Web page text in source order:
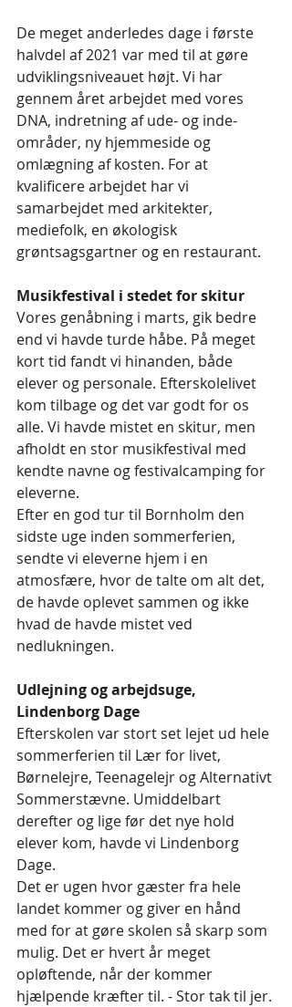
De meget anderledes dage i første
halvdel af 2021 var med til at gøre
udviklingsniveauet højt. Vi har
gennem året arbejdet med vores
DNA, indretning af ude- og inde-
områder, ny hjemmeside og
omlægning af kosten. For at
kvalificere arbejdet har vi
samarbejdet med arkitekter,
mediefolk, en økologisk
grøntsagsgartner og en restaurant.
Musikfestival i stedet for skitur
Vores genåbning i marts, gik bedre
end vi havde turde håbe. På meget
kort tid fandt vi hinanden, både
elever og personale. Efterskolelivet
kom tilbage og det var godt for os
alle. Vi havde mistet en skitur, men
afholdt en stor musikfestival med
kendte navne og festivalcamping for
eleverne.
Efter en god tur til Bornholm den
sidste uge inden sommerferien,
sendte vi eleverne hjem i en
atmosfære, hvor de talte om alt det,
de havde oplevet sammen og ikke
hvad de havde mistet ved
nedlukningen.
Udlejning og arbejdsuge,
Lindenborg Dage
Efterskolen var stort set lejet ud hele
sommerferien til Lær for livet,
Børnelejre, Teenagelejr og Alternativt
Sommerstævne. Umiddelbart
derefter og lige før det nye hold
elever kom, havde vi Lindenborg
Dage.
Det er ugen hvor gæster fra hele
landet kommer og giver en hånd
med for at gøre skolen så skarp som
mulig. Det er hvert år meget
opløftende, når der kommer
hjælpende kræfter til. - Stor tak til jer.